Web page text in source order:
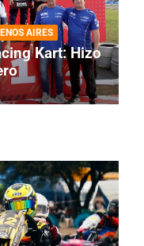
AIRES
Kart: Hizo